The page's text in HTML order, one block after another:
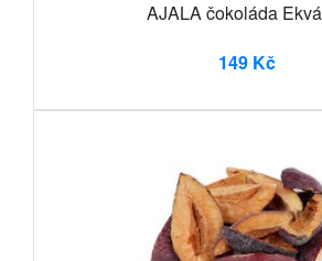
AJALA čokoláda
149 Kč